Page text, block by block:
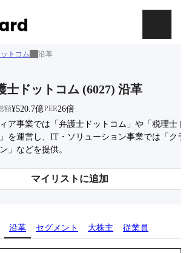
トコム 沿革
士ドットコム (6027) 沿革
額¥520.7億PER26倍
ア事業では「弁護士ドットコム」や「税理士
を運営し、IT・ソリューション事業では「ク
」などを提供。
マイリストに追加
沿革 セグメント 大株主 従業員